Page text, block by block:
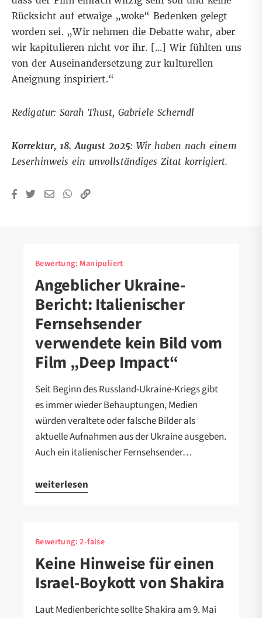
Rücksicht auf etwaige „woke“ Bedenken gelegt
worden sei. „Wir nehmen die Debatte wahr, aber
wir kapitulieren nicht vor ihr. […] Wir fühlten uns
von der Auseinandersetzung zur kulturellen
Aneignung inspiriert.“
Redigatur: Sarah Thust, Gabriele Scherndl
Korrektur, 18. August 2025: Wir haben nach einem
Leserhinweis ein unvollständiges Zitat korrigiert.
Bewertung: Manipuliert
Angeblicher Ukraine-
Bericht: Italienischer
Fernsehsender
verwendete kein Bild vom
Film „Deep Impact“
Seit Beginn des Russland-Ukraine-Kriegs gibt
es immer wieder Behauptungen, Medien
würden veraltete oder falsche Bilder als
aktuelle Aufnahmen aus der Ukraine ausgeben.
Auch ein italienischer Fernsehsender…
weiterlesen
Bewertung:2-false
Keine Hinweise für einen
Israel-Boykott von Shakira
Laut Medienberichte sollte Shakira am 9. Mai